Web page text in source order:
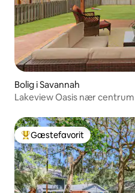
Bolig i Savannah
Lakeview Oasis nær centrum
Bedste gæstefavorit
Gæstefavorit